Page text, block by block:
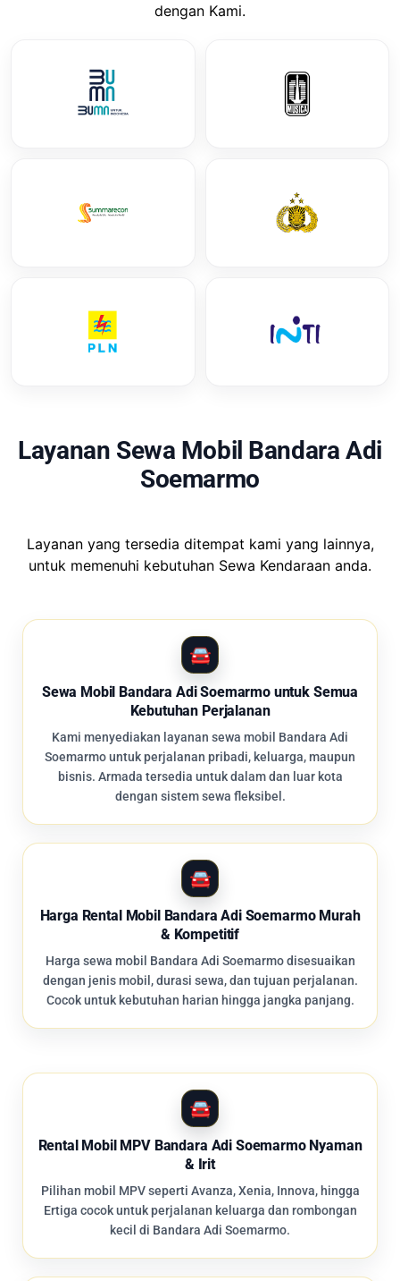
dengan Kami.
Layanan Sewa Mobil Bandara Adi
Soemarmo
Layanan yang tersedia ditempat kami yang lainnya,
untuk memenuhi kebutuhan Sewa Kendaraan anda.
Sewa Mobil Bandara Adi Soemarmo untuk Semua
Kebutuhan Perjalanan
Kami menyediakan layanan sewa mobil Bandara Adi
Soemarmo untuk perjalanan pribadi, keluarga, maupun
bisnis. Armada tersedia untuk dalam dan luar kota
dengan sistem sewa fleksibel.
Harga Rental Mobil Bandara Adi Soemarmo Murah
& Kompetitif
Harga sewa mobil Bandara Adi Soemarmo disesuaikan
dengan jenis mobil, durasi sewa, dan tujuan perjalanan.
Cocok untuk kebutuhan harian hingga jangka panjang.
Rental Mobil MPV Bandara Adi Soemarmo Nyaman
& Irit
Pilihan mobil MPV seperti Avanza, Xenia, Innova, hingga
Ertiga cocok untuk perjalanan keluarga dan rombongan
kecil di Bandara Adi Soemarmo.